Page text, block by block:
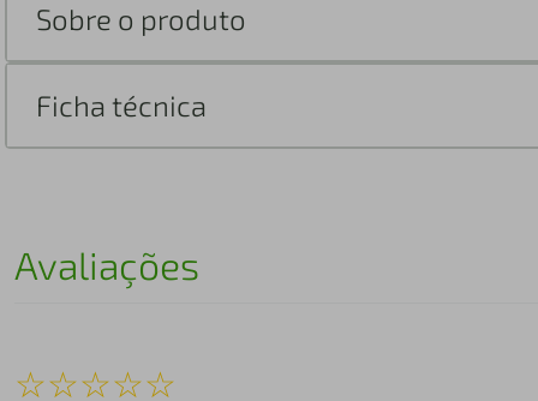
Sobre o produto
Ficha técnica
Avaliações
☆☆☆☆☆